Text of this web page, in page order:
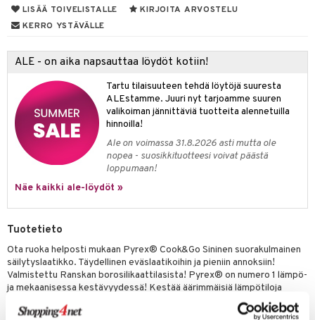
LISÄÄ TOIVELISTALLE
KIRJOITA ARVOSTELU
KERRO YSTÄVÄLLE
ALE - on aika napsauttaa löydöt kotiin!
Tartu tilaisuuteen tehdä löytöjä suuresta
ALEstamme. Juuri nyt tarjoamme suuren
valikoiman jännittäviä tuotteita alennetuilla
hinnoilla!
Ale on voimassa 31.8.2026 asti mutta ole
nopea - suosikkituotteesi voivat päästä
loppumaan!
Näe kaikki ale-löydöt »
Tuotetieto
Ota ruoka helposti mukaan Pyrex® Cook&Go Sininen suorakulmainen
säilytyslaatikko. Täydellinen eväslaatikoihin ja pieniin annoksiin!
Valmistettu Ranskan borosilikaattilasista! Pyrex® on numero 1 lämpö-
ja mekaanisessa kestävyydessä! Kestää äärimmäisiä lämpötiloja
(-40°C - +350°C)! BPA-vapaa kansi napsautustoiminnolla
turvalliseen kuljetukseen! Pyrex® – fiksu säilytys liikkeellä!
säilytys
& Tyynyliinat
& Peitot
& Koukut
& Korit
& Veistokset
& Lyhdyt
& Hyllyt
& Koukut
& Korit
tekstiilit
tekstiilit
tekstiilit
& Peitot
hyönteissuoja
ruokinta
& Lyhdyt
& vastauksia